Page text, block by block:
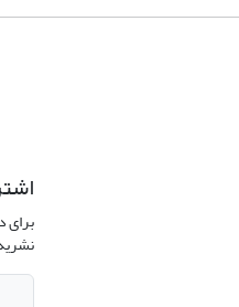
برای